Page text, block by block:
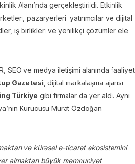
Alanı’nda gerçekleştirildi. Etkinlik
pazaryerleri, yatırımcılar ve dijital
iş birlikleri ve yenilikçi çözümler ele
SEO ve medya iletişimi alanında faaliyet
Gazetesi , dijital markalaşma ajansı
Türkiye gibi firmalar da yer aldı. Aynı
Kurucusu Murat Özdoğan
ve küresel e-ticaret ekosistemini
almaktan büyük memnuniyet